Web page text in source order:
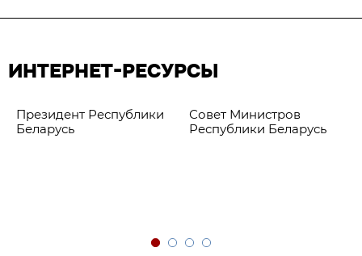
ИНТЕРНЕТ-РЕСУРСЫ
Президент Республики
Беларусь
Совет Министров
Республики Беларусь